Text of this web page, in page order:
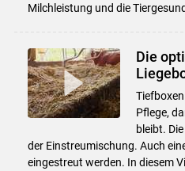
Milchleistung und die
Die
Pflege,
bleibt.
der Einstreumischung. Auch
eingestreut werden. In diesem